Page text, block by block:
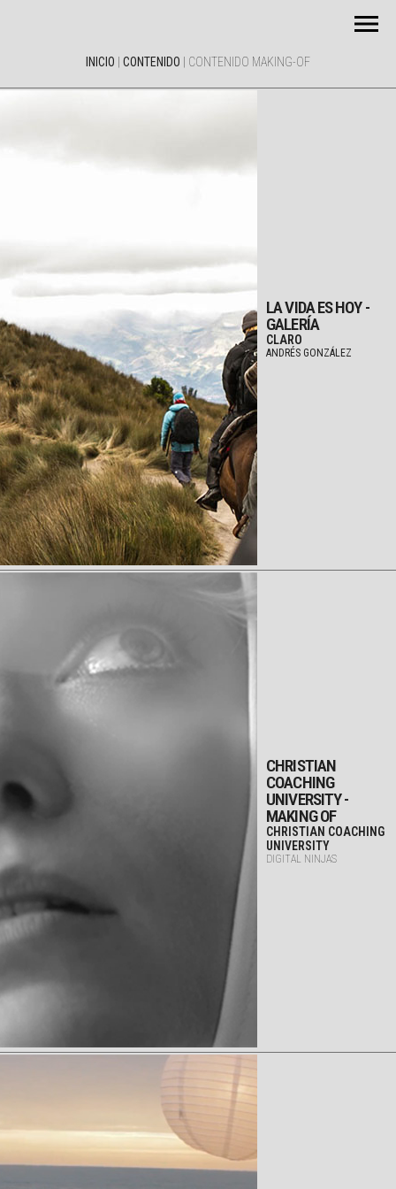
INICIO CONTENIDO CONTENIDO MAKING-OF
LA VIDA ES HOY -
GALERÍA
CLARO
ANDRÉS GONZÁLEZ
CHRISTIAN
COACHING
UNIVERSITY -
MAKING OF
CHRISTIAN COACHING
UNIVERSITY
DIGITAL NINJAS